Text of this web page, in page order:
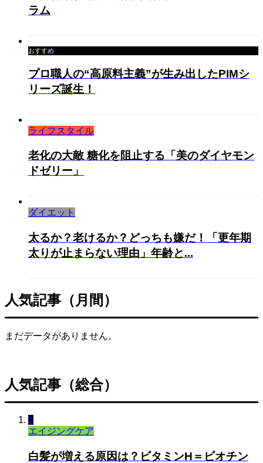
ラム
おすすめ
プロ職人の“高原料主義”が生み出したPIMシ
リーズ誕生！
ライフスタイル
老化の大敵 糖化を阻止する「美のダイヤモン
ドゼリー」
ダイエット
太るか？老けるか？どっちも嫌だ！「更年期
太りが止まらない理由」年齢と...
人気記事（月間）
まだデータがありません。
人気記事（総合）
1
エイジングケア
白髪が増える原因は？ビタミンH＝ビオチン